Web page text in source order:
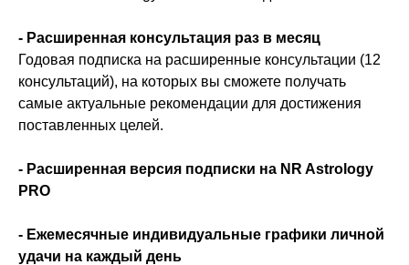
- Расширенная консультация раз в месяц
Годовая подписка на расширенные консультации (12
консультаций), на которых вы сможете получать
самые актуальные рекомендации для достижения
поставленных целей.
- Расширенная версия подписки на NR Astrology
PRO
- Ежемесячные индивидуальные графики личной
удачи на каждый день